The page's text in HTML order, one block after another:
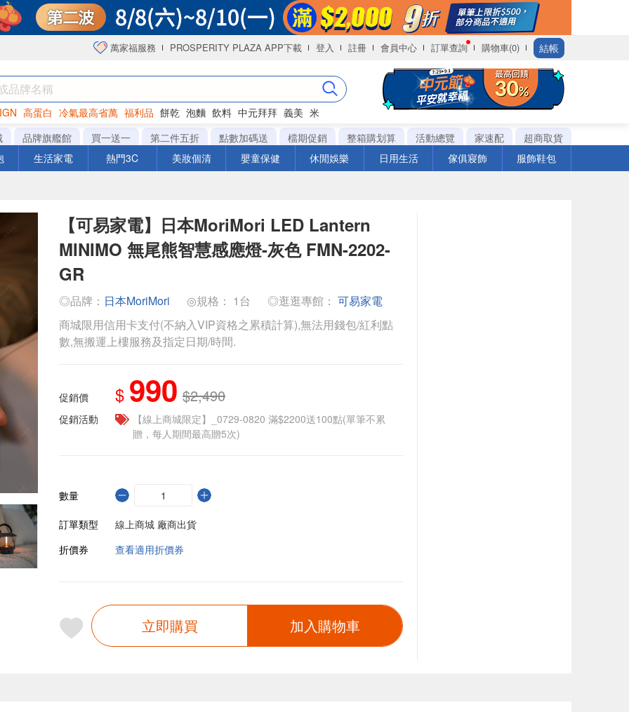
萬家福服務 PROSPERITY PLAZA APP下載 登入 註冊 會員中心 訂單查詢 購物車(0) 結帳
高蛋白 冷氣最高省萬 福利品 餅乾 泡麵 飲料 中元拜拜 義美 米
海苔
品牌旗艦館 買一送一 第二件五折 點數加碼送 檔期促銷 整箱購划算 活動總覽 家速配
超商取貨
生活家電 熱門3C 美妝個清 嬰童保健 休閒娛樂 日用生活 傢俱寢飾 服飾鞋包
【可易家電】日本MoriMori LED Lantern
MINIMO 無尾熊智慧感應燈-灰色 FMN-2202-
GR
◎品牌： 日本MoriMori ◎規格： 1台 ◎逛逛專館： 可易家電
商城限用信用卡支付(不納入VIP資格之累積計算),無法用錢包/紅利點
數,無搬運上樓服務及指定日期/時間.
促銷價 $ 990 $2,490
促銷活動
【線上商城限定】_0729-0820 滿$2200送100點(單筆不累
贈，每人期間最高贈5次)
數量
訂單類型
線上商城 廠商出貨
折價券
查看適用折價券
立即購買 加入購物車